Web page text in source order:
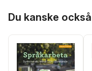
Du kanske